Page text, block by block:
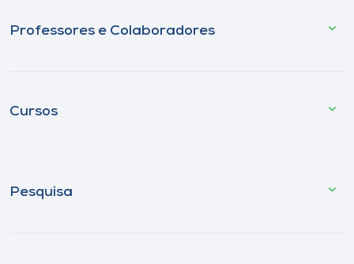
Professores e Colaboradores
Cursos
Pesquisa